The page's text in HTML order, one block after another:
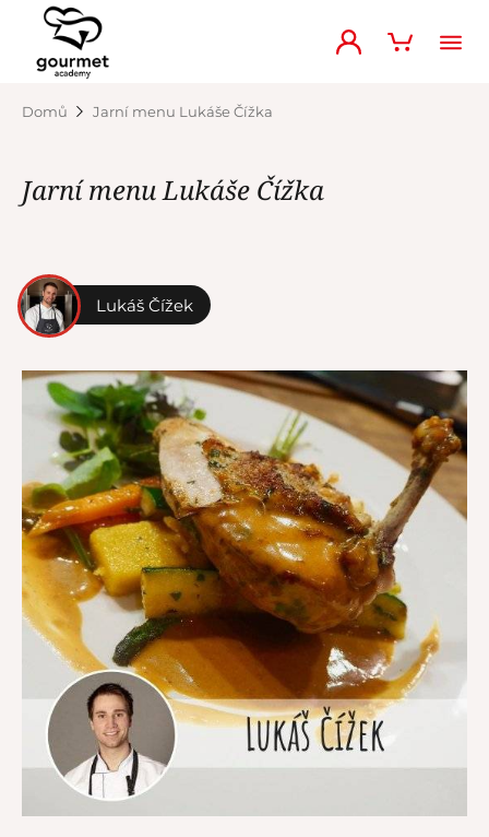
Domů Jarní menu Lukáše Čížka
Jarní menu Lukáše Čížka
Lukáš Čížek